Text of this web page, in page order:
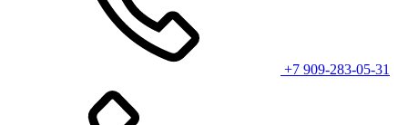
+7 909-283-05-31